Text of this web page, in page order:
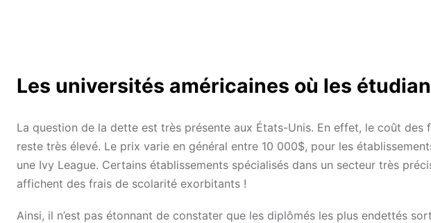
Les universités américaines où les
La question de la dette est très présente aux États-Unis. En effet, le coût des
reste très élevé. Le prix varie en général entre 10 000$, pour les
une Ivy League. Certains établissements spécialisés dans un secteur très
affichent des frais de scolarité exorbitants !
Ainsi, il n’est pas étonnant de constater que les diplômés les plus endettés